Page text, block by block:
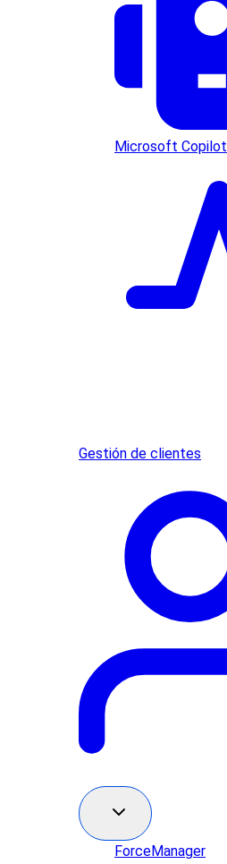
Microsoft Copilot
Gestión de clientes
ForceManager